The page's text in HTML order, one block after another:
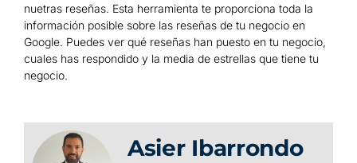
nuetras reseñas. Esta herramienta te proporciona toda la
información posible sobre las reseñas de tu negocio en
Google. Puedes ver qué reseñas han puesto en tu negocio,
cuales has respondido y la media de estrellas que tiene tu
negocio.
Asier Ibarrondo